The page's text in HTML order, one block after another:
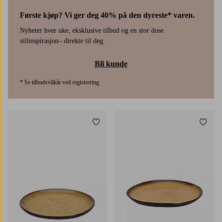
Første kjøp? Vi ger deg 40% på den dyreste* varen.
Nyheter hver uke, eksklusive tilbud og en stor dose
stilinspirasjon– direkte til deg.
Bli kunde
* Se tilbudsvilkår ved registrering
Legg til favoritter